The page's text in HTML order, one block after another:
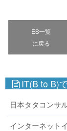
ES一覧
に戻る
IT(B to B)
日本タタコンサ
インターネット